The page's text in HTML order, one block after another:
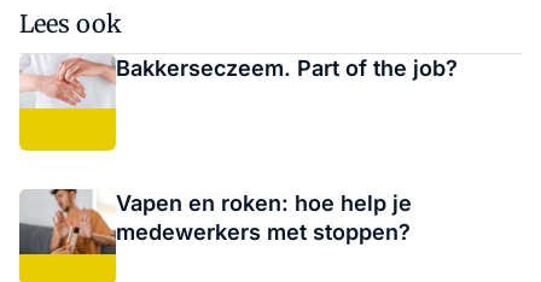
Lees ook
Bakkerseczeem. Part of the job?
Vapen en roken: hoe help je
medewerkers met stoppen?